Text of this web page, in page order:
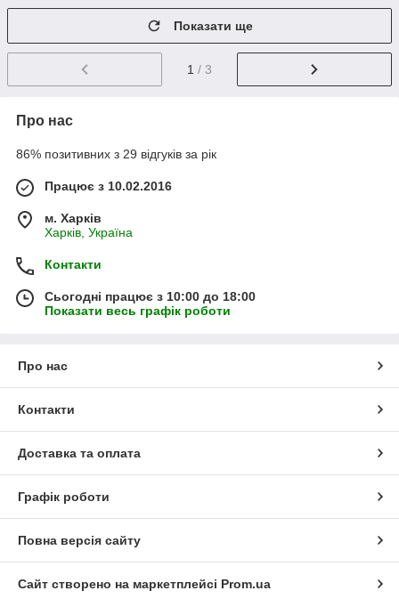
Показати ще
1 / 3
Про нас
86% позитивних з 29 відгуків за рік
Працює з 10.02.2016
м. Харків
Харків, Україна
Контакти
Сьогодні працює з 10:00 до 18:00
Показати весь графік роботи
Про нас
Контакти
Доставка та оплата
Графік роботи
Повна версія сайту
Сайт створено на маркетплейсі Prom.ua